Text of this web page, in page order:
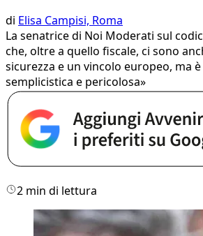
di Elisa Campisi, Roma
La senatrice di Noi Moderati sul
che, oltre a quello fiscale, ci sono
sicurezza e un vincolo europeo, ma
semplicistica e pericolosa»
2 min di lettura